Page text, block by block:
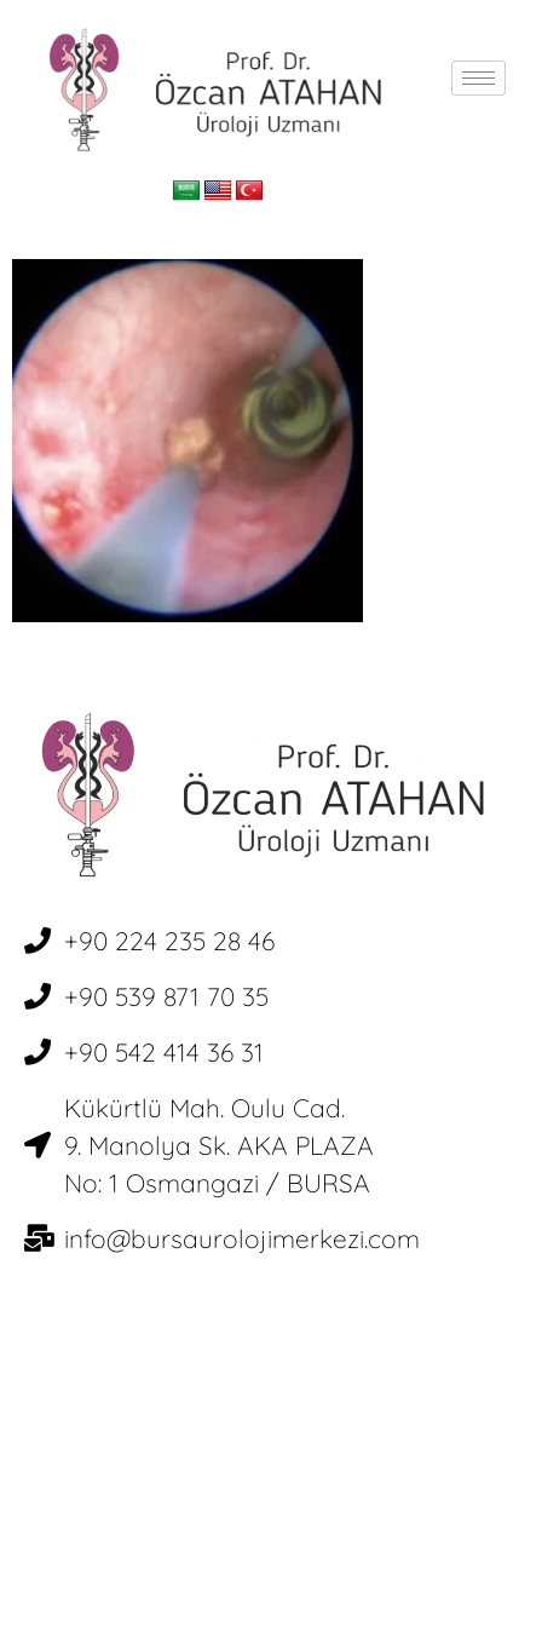
+90 224 235 28 46
+90 539 871 70 35
+90 542 414 36 31
Kükürtlü Mah. Oulu Cad.
9. Manolya Sk. AKA PLAZA
No: 1 Osmangazi / BURSA
info@bursaurolojimerkezi.com